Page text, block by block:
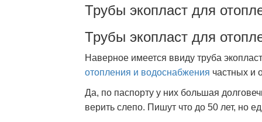
Трубы экопласт для
Трубы экопласт для
Наверное имеется ввиду труба
отопления и водоснабжения частных и
Да, по паспорту у них большая
верить слепо. Пишут что до 50 лет, но